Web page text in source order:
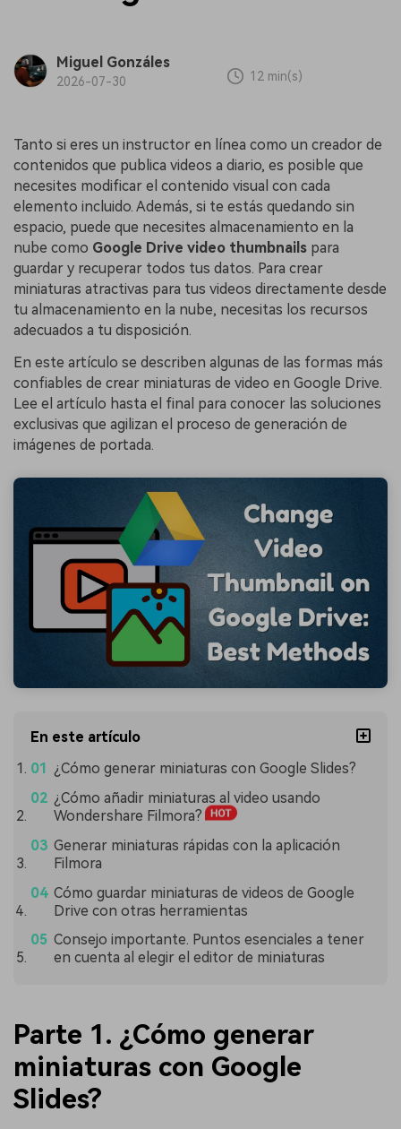
Miguel Gonzáles
2026-07-30 12 min(s)
Tanto si eres un instructor en línea como un creador de
contenidos que publica videos a diario, es posible que
necesites modificar el contenido visual con cada
elemento incluido. Además, si te estás quedando sin
espacio, puede que necesites almacenamiento en la
nube como Google Drive video thumbnails para
guardar y recuperar todos tus datos. Para crear
miniaturas atractivas para tus videos directamente desde
tu almacenamiento en la nube, necesitas los recursos
adecuados a tu disposición.
En este artículo se describen algunas de las formas más
confiables de crear miniaturas de video en Google Drive.
Lee el artículo hasta el final para conocer las soluciones
exclusivas que agilizan el proceso de generación de
imágenes de portada.
En este artículo
¿Cómo generar miniaturas con Google Slides?
¿Cómo añadir miniaturas al video usando
Wondershare Filmora?
Generar miniaturas rápidas con la aplicación
Filmora
Cómo guardar miniaturas de videos de Google
Drive con otras herramientas
Consejo importante. Puntos esenciales a tener
en cuenta al elegir el editor de miniaturas
Parte 1. ¿Cómo generar
miniaturas con Google
Slides?